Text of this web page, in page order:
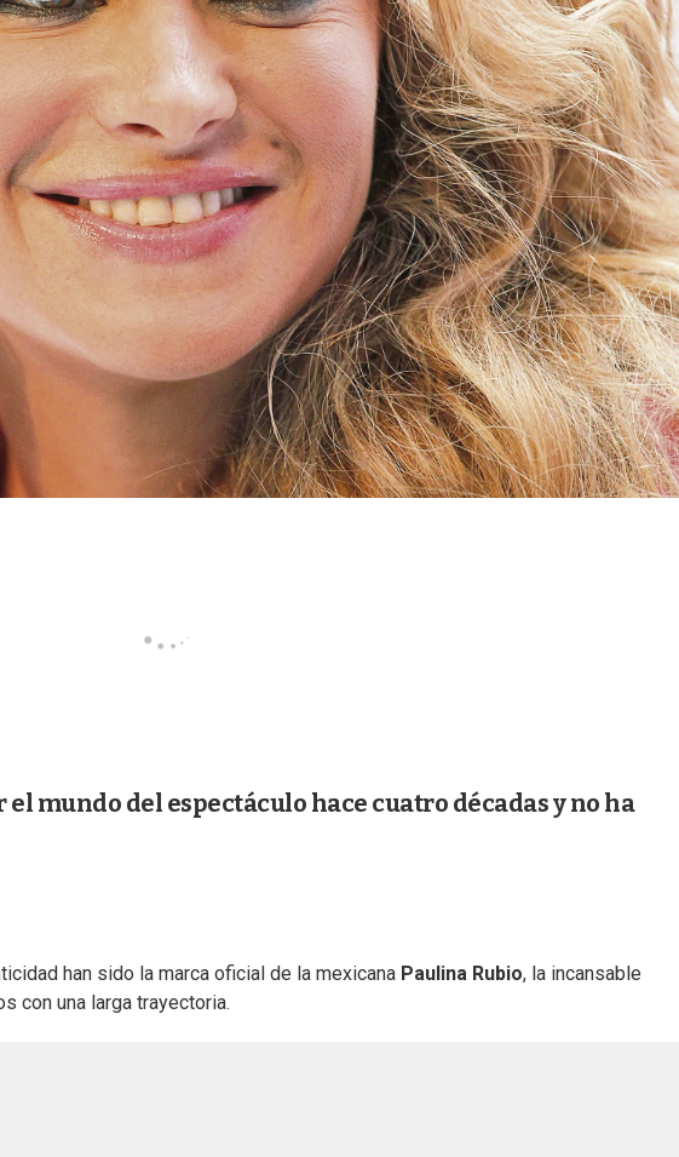
mundo del espectáculo hace cuatro décadas y no ha
han sido la marca oficial de la mexicana Paulina Rubio, la incansable
con una larga trayectoria.